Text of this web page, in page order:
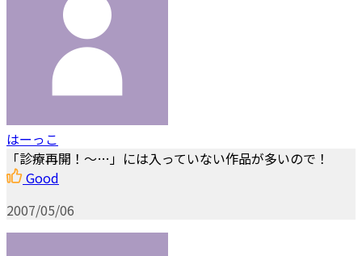
はーっこ
「診療再開！～…」には入っていない作品が多いので！
Good
2007/05/06